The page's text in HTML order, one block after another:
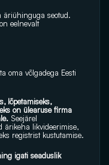
äriühinguga seotud.
eelnevalt
oma võlgadega Eesti
lõpetamiseks,
on ülearuse firma
ärikeha likvideerimise,
registrist kustutamise.
igati seaduslik